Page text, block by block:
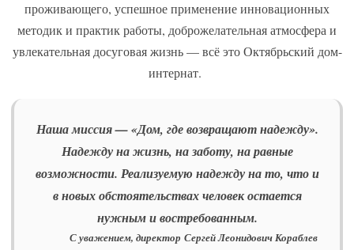
проживающего, успешное применение инновационных
методик и практик работы, доброжелательная атмосфера и
увлекательная досуговая жизнь — всё это Октябрьский дом-
интернат.
Наша миссия — «Дом, где возвращают надежду».
Надежду на жизнь, на заботу, на равные
возможности. Реализуемую надежду на то, что и
в новых обстоятельствах человек остается
нужным и востребованным.
С уважением, директор Сергей Леонидович Кораблев